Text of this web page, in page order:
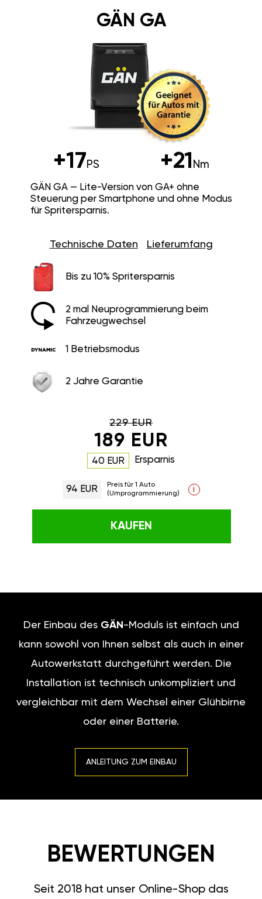
GÄN GA
+17PS +21 Nm
GÄN GA — Lite-Version von GA+ ohne
Steuerung per Smartphone und ohne Modus
für Spritersparnis.
Technische Daten Lieferumfang
Bis zu 10% Spritersparnis
2 mal Neuprogrammierung beim
Fahrzeugwechsel
1 Betriebsmodus
2 Jahre Garantie
229 EUR
189 EUR
40 EUR Ersparnis
94 EUR
Preis für 1 Auto
(Umprogrammierung)
i
KAUFEN
Der Einbau des GÄN -Moduls ist einfach und
kann sowohl von Ihnen selbst als auch in einer
Autowerkstatt durchgeführt werden. Die
Installation ist technisch unkompliziert und
vergleichbar mit dem Wechsel einer Glühbirne
oder einer Batterie.
ANLEITUNG ZUM EINBAU
BEWERTUNGEN
Seit 2018 hat unser Online-Shop das